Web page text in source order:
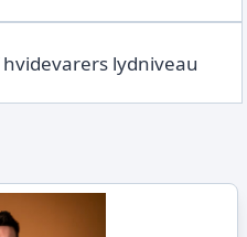
lydniveau